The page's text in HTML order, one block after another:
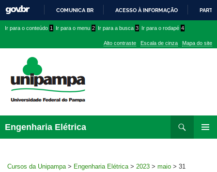
PARA
CONTEÚDO
COMUNICA BR ACESSO À INFORMAÇÃO
conteúdo
menu
superior
menu
Ir para o conteúdo 1 Ir para o menu 2 Ir para a busca 3 Ir para o rodapé 4
Alto contraste Escala de cinza Mapa do site
Engenharia Elétrica
para
Cursos da Unipampa > Engenharia Elétrica > 2023 > maio > 31